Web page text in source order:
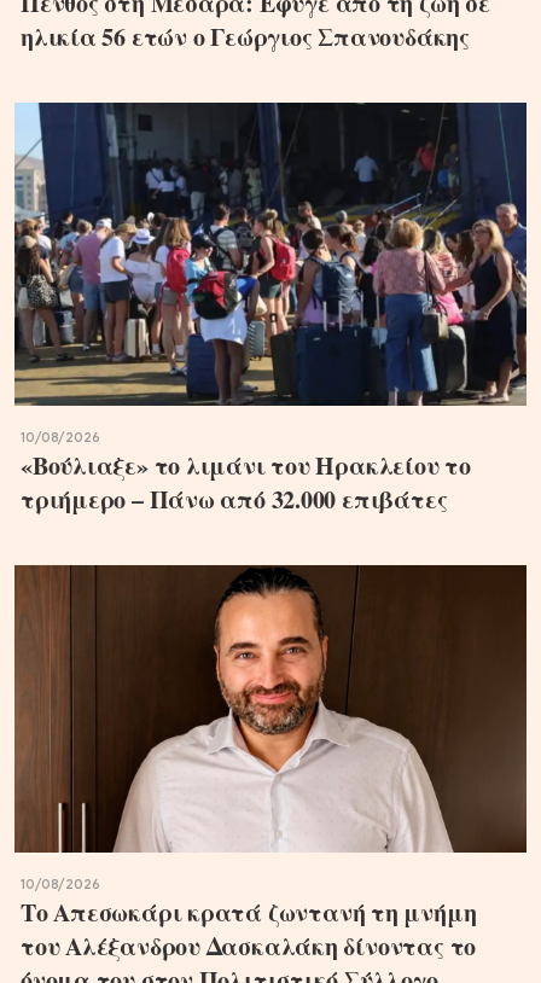
ηλικία 56 ετών ο Γεώργιος Σπανουδάκης
10/08/2026
«Βούλιαξε» το λιμάνι του Ηρακλείου το
τριήμερο – Πάνω από 32.000 επιβάτες
10/08/2026
Το Απεσωκάρι κρατά ζωντανή τη μνήμη
του Αλέξανδρου Δασκαλάκη δίνοντας το